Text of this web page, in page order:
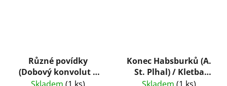
Různé povídky
(Dobový konvolut 8
tisků: Tolstoj,
Konec Habsburků (A.
St. Plhal) / Kletba
Habsburků (Díl V. –